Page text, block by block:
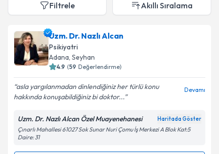
Filtrele Akıllı Sıralama
Uzm. Dr. Nazlı Alcan
Psikiyatri
Adana, Seyhan
4.9 (59 Değerlendirme)
asla yargılanmadan dinlendiğiniz her türlü konu
hakkında konuşabildiğiniz bi doktor...
Devamı
Uzm. Dr. Nazlı Alcan Özel Muayenehanesi Haritada Göster
Çınarlı Mahallesi 61027 Sok Sunar Nuri Çomu İş Merkezi A Blok Kat:5
Daire: 31